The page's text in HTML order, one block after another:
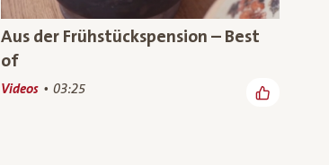
Aus der Frühstückspension – Best
of
Videos 03:25